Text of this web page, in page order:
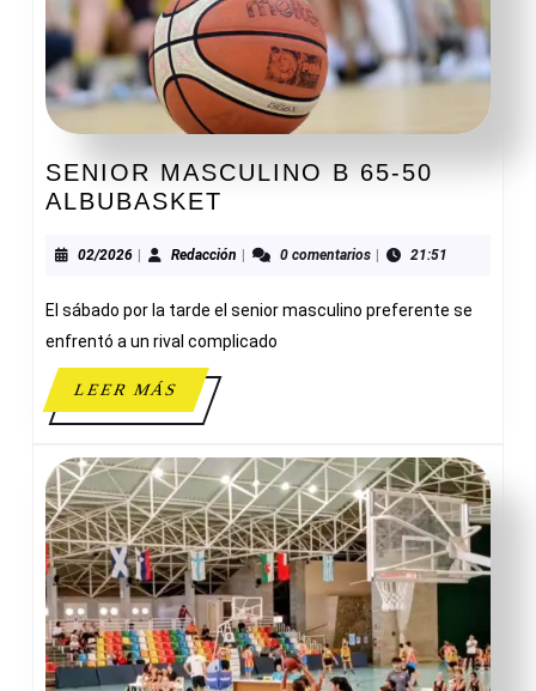
SENIOR MASCULINO B 65-50
ALBUBASKET
B
50
ALBUBASKET
02/202602/2026Redacción Redacción0 comentarios 21:51
El sábado por la tarde el senior masculino preferente se
enfrentó a un rival complicado
LEER MÁSLEER
MÁS